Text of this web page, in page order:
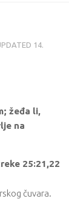
14.
žeđa li,
na
25:21,22
čuvara.